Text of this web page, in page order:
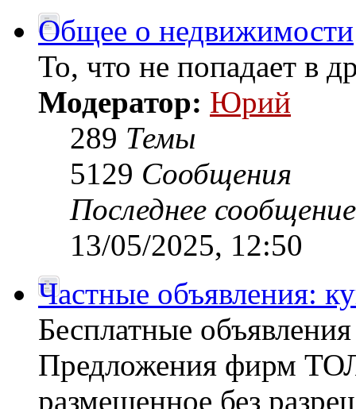
Общее о недвижимости
То, что не попадает в
Модератор: Юрий
289 Темы
5129 Сообщения
Последнее сообщение
13/05/2025, 12:50
Частные объявления:
Бесплатные
Предложения фирм
размещенное без